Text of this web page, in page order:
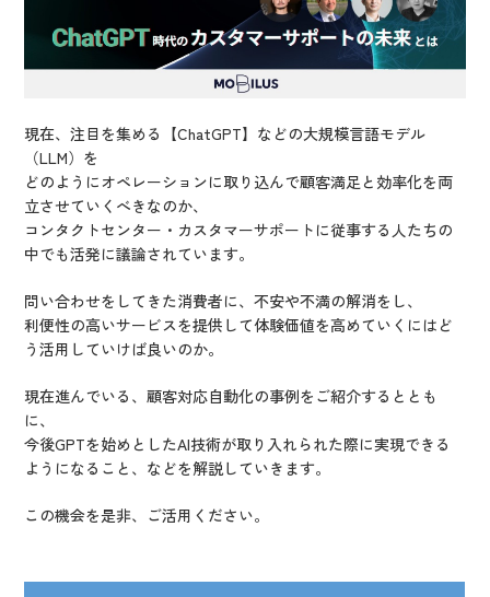
現在、注目を集める【ChatGPT】などの大規模言語モデル
（LLM）を
どのようにオペレーションに取り込んで顧客満足と効率化を両
立させていくべきなのか、
コンタクトセンター・カスタマーサポートに従事する人たちの
中でも活発に議論されています。
問い合わせをしてきた消費者に、不安や不満の解消をし、
利便性の高いサービスを提供して体験価値を高めていくにはど
う活用していけば良いのか。
現在進んでいる、顧客対応自動化の事例をご紹介するととも
に、
今後GPTを始めとしたAI技術が取り入れられた際に実現できる
ようになること、などを解説していきます。
この機会を是非、ご活用ください。